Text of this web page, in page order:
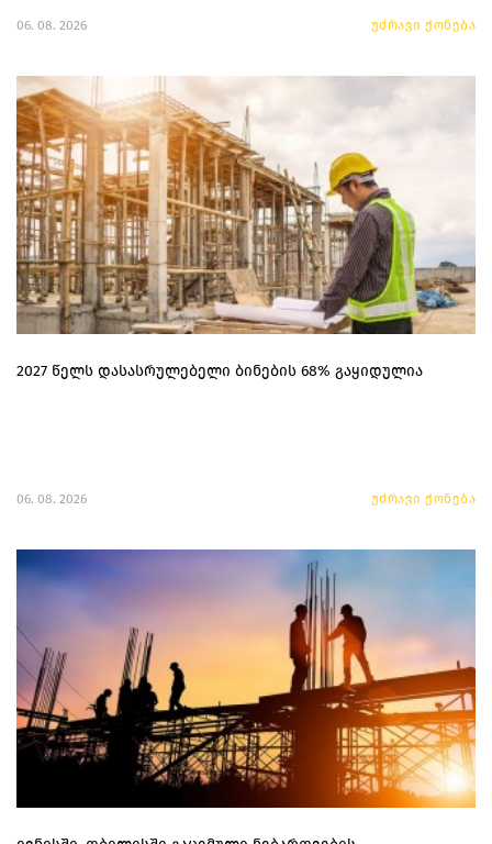
06. 08. 2026 უძრავი ქონება
2027 წელს დასასრულებელი ბინების 68% გაყიდულია
06. 08. 2026 უძრავი ქონება